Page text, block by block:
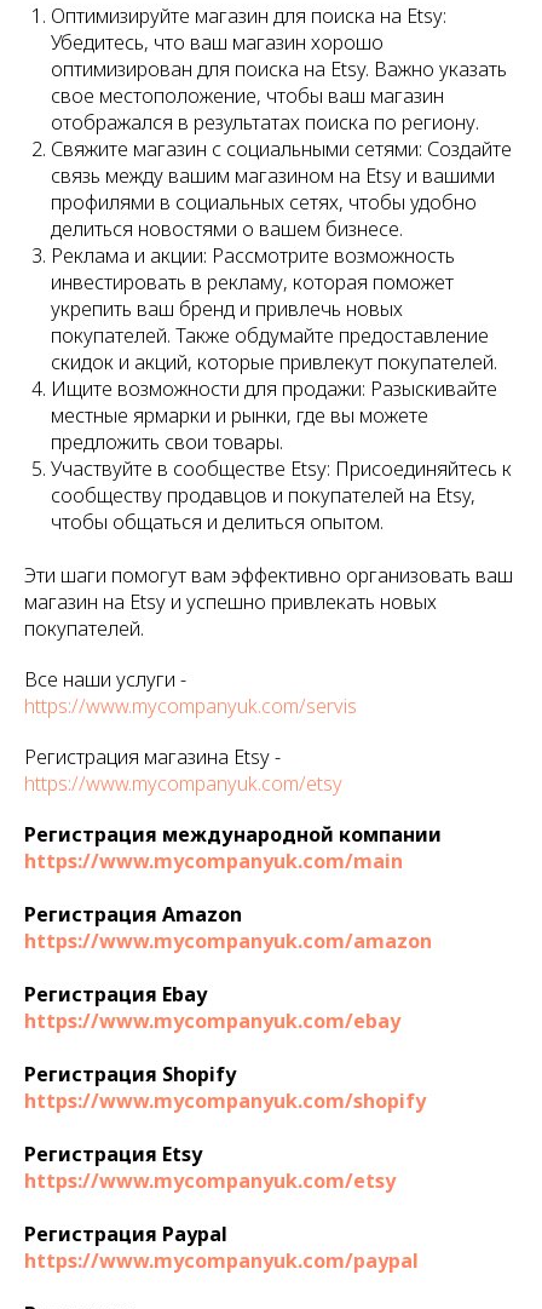
Оптимизируйте магазин для поиска на Etsy:
Убедитесь, что ваш магазин хорошо
оптимизирован для поиска на Etsy. Важно указать
свое местоположение, чтобы ваш магазин
отображался в результатах поиска по региону.
Свяжите магазин с социальными сетями: Создайте
связь между вашим магазином на Etsy и вашими
профилями в социальных сетях, чтобы удобно
делиться новостями о вашем бизнесе.
Реклама и акции: Рассмотрите возможность
инвестировать в рекламу, которая поможет
укрепить ваш бренд и привлечь новых
покупателей. Также обдумайте предоставление
скидок и акций, которые привлекут покупателей.
Ищите возможности для продажи: Разыскивайте
местные ярмарки и рынки, где вы можете
предложить свои товары.
Участвуйте в сообществе Etsy: Присоединяйтесь к
сообществу продавцов и покупателей на Etsy,
чтобы общаться и делиться опытом.
Эти шаги помогут вам эффективно организовать ваш
магазин на Etsy и успешно привлекать новых
покупателей.
Все наши услуги -
https://www.mycompanyuk.com/servis
Регистрация магазина Etsy -
https://www.mycompanyuk.com/etsy
Регистрация международной компании
https://www.mycompanyuk.com/main
Регистрация Amazon
https://www.mycompanyuk.com/amazon
Регистрация Ebay
https://www.mycompanyuk.com/ebay
Регистрация Shopify
https://www.mycompanyuk.com/shopify
Регистрация Etsy
https://www.mycompanyuk.com/etsy
Регистрация Paypal
https://www.mycompanyuk.com/paypal